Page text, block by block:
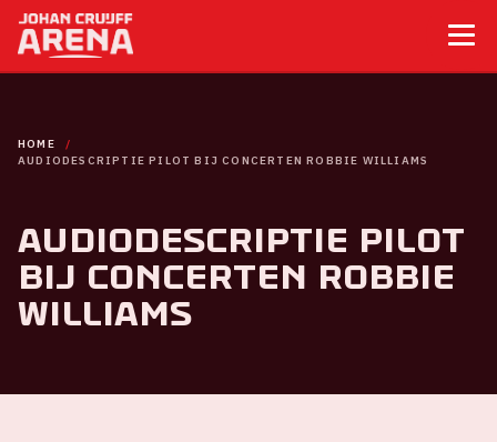
HOME
AUDIODESCRIPTIE PILOT BIJ CONCERTEN ROBBIE WILLIAMS
Audiodescriptie pilot
bij concerten Robbie
Williams